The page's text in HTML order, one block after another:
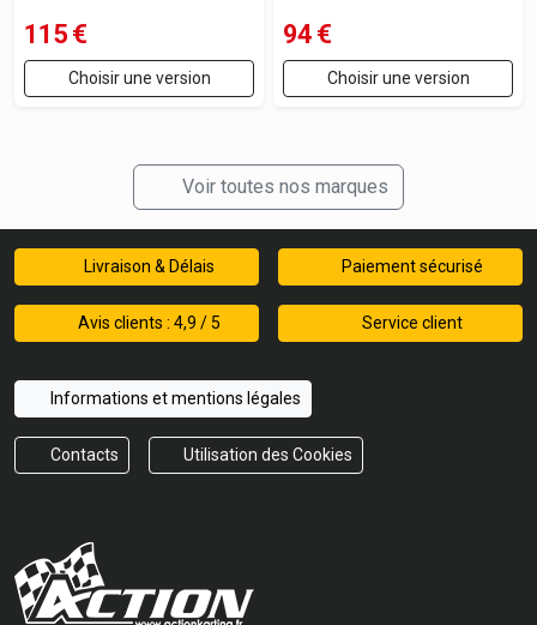
115 €
Choisir une version
94 €
Choisir une version
Voir toutes nos marques
Livraison & Délais Paiement sécurisé
Avis clients : 4,9 / 5 Service client
Informations et mentions légales
Contacts Utilisation des Cookies